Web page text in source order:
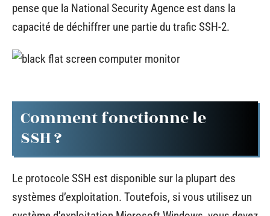
pense que la National Security Agence est dans la
capacité de déchiffrer une partie du trafic SSH-2.
Comment fonctionne le
SSH ?
Le protocole SSH est disponible sur la plupart des
systèmes d’exploitation. Toutefois, si vous utilisez un